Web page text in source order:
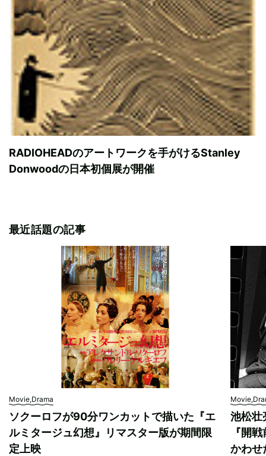
RADIOHEADのアートワークを手がけるStanley
Donwoodの日本初個展が開催
最近話題の記事
Movie,Drama
ソクーロフが90分ワンカットで描いた『エ
ルミタージュ幻想』リマスター版が期間限
定上映
池松壮
『開
かわせ